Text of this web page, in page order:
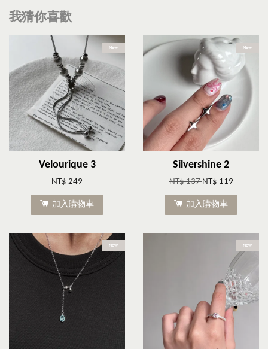
我猜你喜歡
New
Velourique 3
NT$ 249
加入購物車
New
Silvershine 2
NT$ 137NT$ 119
加入購物車
New New